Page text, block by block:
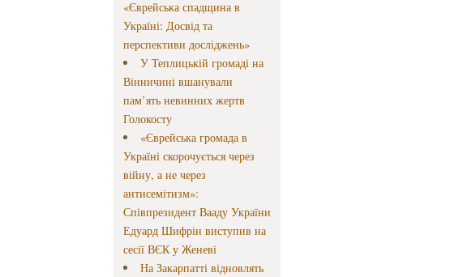
«Єврейська спадщина в
Україні: Досвід та
перспективи досліджень»
У Теплицькій громаді на
Вінничині вшанували
пам’ять невинних жертв
Голокосту
«Єврейська громада в
Україні скорочується через
війну, а не через
антисемітизм»:
Співпрезидент Вааду України
Едуард Шифрін виступив на
сесії ВЄК у Женеві
На Закарпатті відновлять